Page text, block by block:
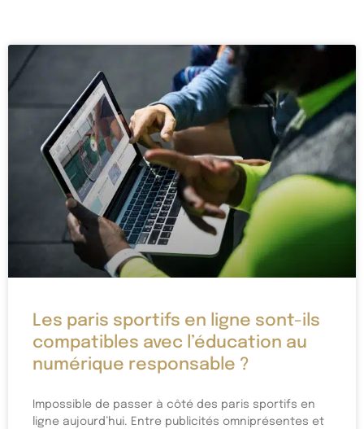
Les paris sportifs en ligne sont-ils
compatibles avec l’éducation au
numérique responsable ?
Impossible de passer à côté des paris sportifs en
ligne aujourd’hui. Entre publicités omniprésentes et